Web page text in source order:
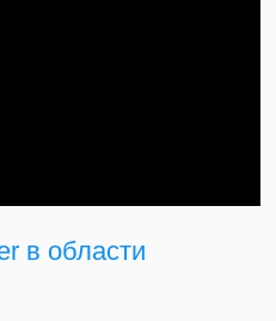
в области